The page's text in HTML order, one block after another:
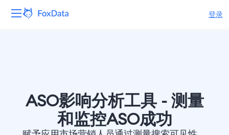
登录
解决方案ASO影响分析工具 - 测量
和监控ASO成功